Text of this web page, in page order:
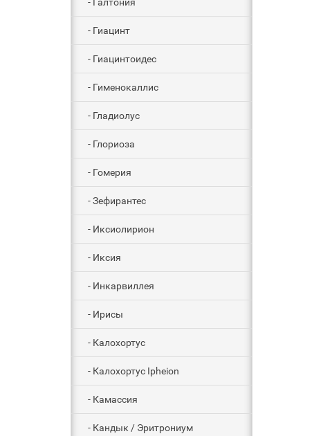
- Гиацинт
- Гиацинтоидес
- Гименокаллис
- Гладиолус
- Глориоза
- Гомерия
- Зефирантес
- Иксиолирион
- Иксия
- Инкарвиллея
- Ирисы
- Калохортус
- Калохортус Ipheion
- Камассия
- Кандык / Эритрониум